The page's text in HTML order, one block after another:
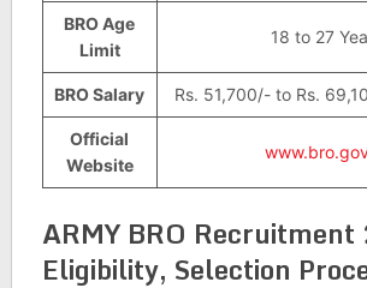
BRO Age
Limit
18 to 27
BRO Salary Rs. 51,700/- to Rs.
Official
Website
ARMY BRO
Eligibility, Selection